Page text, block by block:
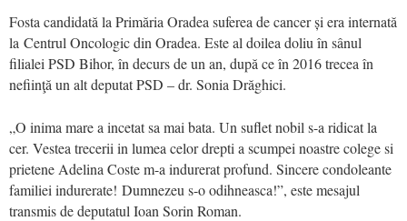
Fosta candidată la Primăria Oradea suferea de cancer și era internată
la Centrul Oncologic din Oradea. Este al doilea doliu în sânul
filialei PSD Bihor, în decurs de un an, după ce în 2016 trecea în
nefiinţă un alt deputat PSD – dr. Sonia Drăghici.
„O inima mare a incetat sa mai bata. Un suflet nobil s-a ridicat la
cer. Vestea trecerii in lumea celor drepti a scumpei noastre colege si
prietene Adelina Coste m-a indurerat profund. Sincere condoleante
familiei indurerate! Dumnezeu s-o odihneasca!”, este mesajul
transmis de deputatul Ioan Sorin Roman.